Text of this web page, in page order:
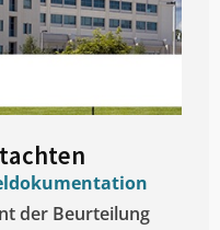
der Beurteilung